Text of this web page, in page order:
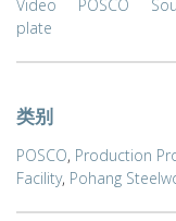
Video
POSCO
plate
类别
POSCO, Production
Facility, Pohang